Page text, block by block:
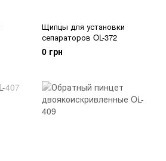
Щипцы для установки
сепараторов OL-372
0 грн